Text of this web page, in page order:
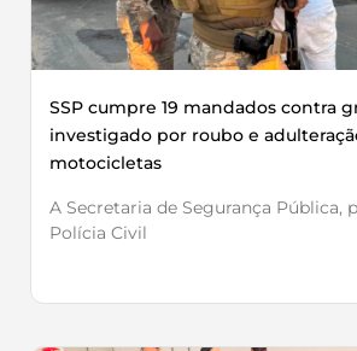
SSP cumpre 19 mandados contra
investigado por roubo e
motocicletas
A Secretaria de Segurança Pública,
Polícia Civil